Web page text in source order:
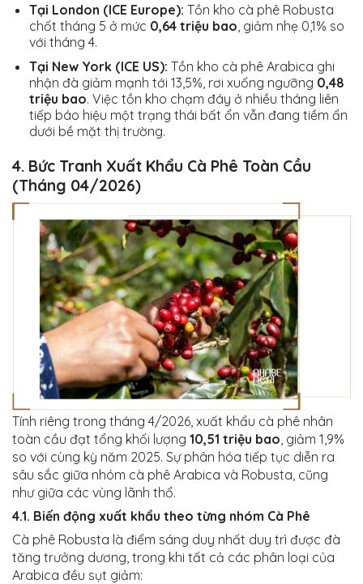
Tại London (ICE Europe): Tồn kho cà phê Robusta
chốt tháng 5 ở mức 0,64 triệu bao, giảm nhẹ 0,1% so
với tháng 4.
Tại New York (ICE US): Tồn kho cà phê Arabica ghi
nhận đà giảm mạnh tới 13,5%, rơi xuống ngưỡng 0,48
triệu bao. Việc tồn kho chạm đáy ở nhiều tháng liên
tiếp báo hiệu một trạng thái bất ổn vẫn đang tiềm ẩn
dưới bề mặt thị trường.
4. Bức Tranh Xuất Khẩu Cà Phê Toàn Cầu
(Tháng 04/2026)
Tính riêng trong tháng 4/2026, xuất khẩu cà phê nhân
toàn cầu đạt tổng khối lượng 10,51 triệu bao , giảm 1,9%
so với cùng kỳ năm 2025. Sự phân hóa tiếp tục diễn ra
sâu sắc giữa nhóm cà phê Arabica và Robusta, cũng
như giữa các vùng lãnh thổ.
4.1. Biến động xuất khẩu theo từng nhóm Cà Phê
Cà phê Robusta là điểm sáng duy nhất duy trì được đà
tăng trưởng dương, trong khi tất cả các phân loại của
Arabica đều sụt giảm: